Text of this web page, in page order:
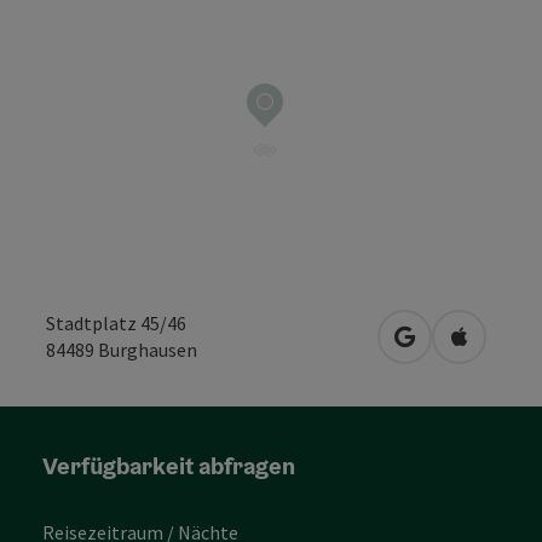
Stadtplatz 45/46
84489 Burghausen in Googlein Apple
Verfügbarkeit abfragen
Reisezeitraum / Nächte